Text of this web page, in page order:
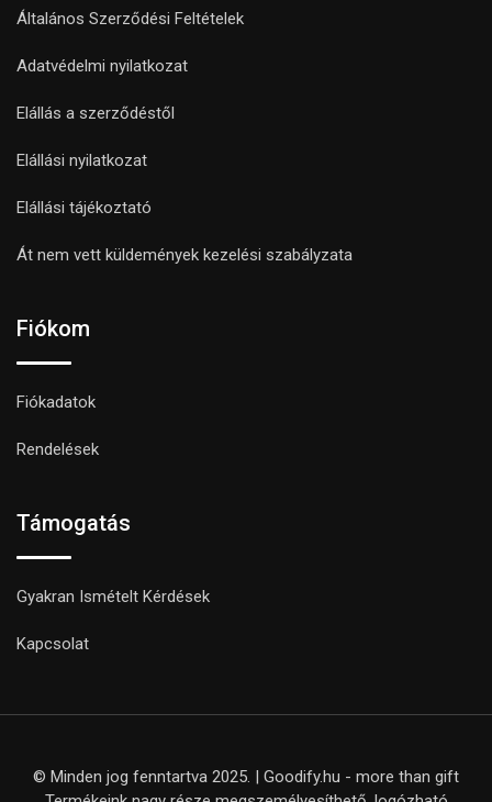
Általános Szerződési Feltételek
Adatvédelmi nyilatkozat
Elállás a szerződéstől
Elállási nyilatkozat
Elállási tájékoztató
Át nem vett küldemények kezelési szabályzata
Fiókom
Fiókadatok
Rendelések
Támogatás
Gyakran Ismételt Kérdések
Kapcsolat
© Minden jog fenntartva 2025. | Goodify.hu - more than gift